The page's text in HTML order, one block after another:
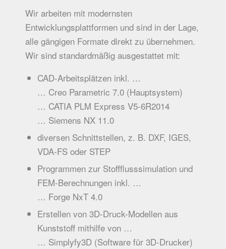
Wir arbeiten mit modernsten
Entwicklungsplattformen und sind in der Lage,
alle gängigen Formate direkt zu übernehmen.
Wir sind standardmäßig ausgestattet mit:
CAD-Arbeitsplätzen inkl. …
… Creo Parametric 7.0 (Hauptsystem)
… CATIA PLM Express V5-6R2014
… Siemens NX 11.0
diversen Schnittstellen, z. B. DXF, IGES,
VDA-FS oder STEP
Programmen zur Stoffflusssimulation und
FEM-Berechnungen inkl. …
… Forge NxT 4.0
Erstellen von 3D-Druck-Modellen aus
Kunststoff mithilfe von …
… Simplyfy3D (Software für 3D-Drucker)